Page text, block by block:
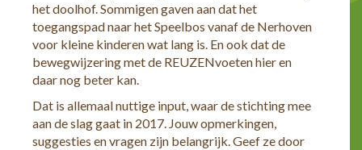
het doolhof. Sommigen gaven aan dat het
toegangspad naar het Speelbos vanaf de Nerhoven
voor kleine kinderen wat lang is. En ook dat de
bewegwijzering met de REUZENvoeten hier en
daar nog beter kan.
Dat is allemaal nuttige input, waar de stichting mee
aan de slag gaat in 2017. Jouw opmerkingen,
suggesties en vragen zijn belangrijk. Geef ze door